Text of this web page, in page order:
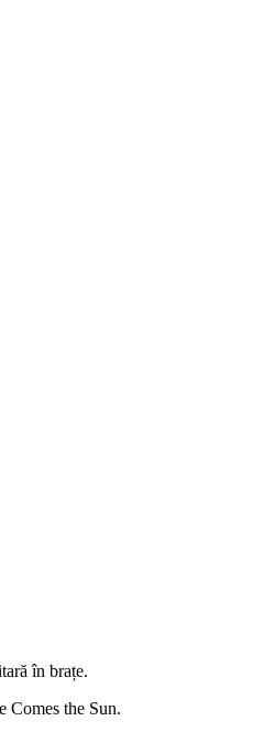
în brațe.
Comes the Sun.